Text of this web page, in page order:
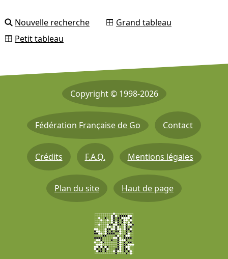
Nouvelle recherche
Grand tableau
Petit tableau
Copyright © 1998-2026
Fédération Française de Go Contact
Crédits F.A.Q. Mentions légales
Plan du site Haut de page